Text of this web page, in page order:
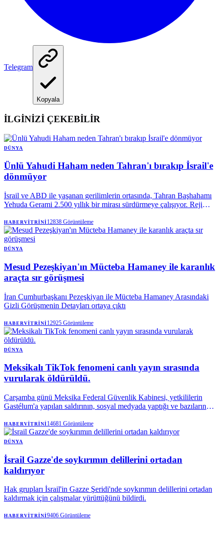
Telegram
Kopyala
İLGİNİZİ ÇEKEBİLİR
DÜNYA
Ünlü Yahudi Haham neden Tahran'ı bırakıp İsrail'e
dönmüyor
İsrail ve ABD ile yaşanan gerilimlerin ortasında, Tahran Başhahamı
Yehuda Gerami 2.500 yıllık bir mirası sürdürmeye çalışıyor. Rejimin
Doğu’daki en dikkat çekici yaşam mücadelelerinden birini veriyor.
HABERVITRINI12838 Görüntüleme
DÜNYA
Mesud Pezeşkiyan'ın Mücteba Hamaney ile karanlık
araçta sır görüşmesi
İran Cumhurbaşkanı Pezeşkiyan ile Mücteba Hamaney Arasındaki
Gizli Görüşmenin Detayları ortaya çıktı
HABERVITRINI12925 Görüntüleme
DÜNYA
Meksikalı TikTok fenomeni canlı yayın sırasında
vurularak öldürüldü.
Çarşamba günü Meksika Federal Güvenlik Kabinesi, yetkililerin
Gastélum'a yapılan saldırının, sosyal medyada yaptığı ve bazılarında
"çeşitli paylaşımlarla" bağlantılı olup olmadığını araştırdığını
söyledi.
HABERVITRINI14681 Görüntüleme
DÜNYA
İsrail Gazze'de soykırımın delillerini ortadan
kaldırıyor
Hak grupları İsrail'in Gazze Şeridi'nde soykırımın delillerini ortadan
kaldırmak için çalışmalar yürüttüğünü bildirdi.
HABERVITRINI9406 Görüntüleme